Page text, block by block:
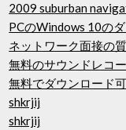
2009 suburban
PCのWindows 10の
ネットワーク面接の
無料のサウンドレコ
無料でダウンロード
shkrjij
shkrjij